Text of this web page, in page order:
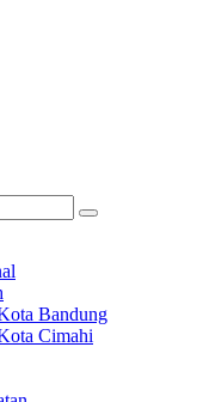
Bandung
Cimahi